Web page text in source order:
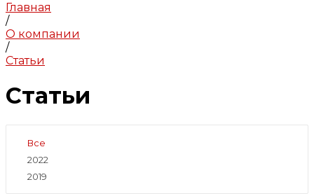
Главная
/
О компании
/
Статьи
Статьи
Все
2022
2019